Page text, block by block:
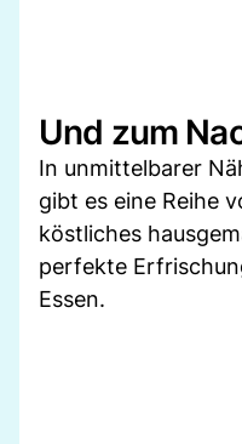
Und zum
In unmittelbarer
gibt es eine Reihe
köstliches
perfekte
Essen.